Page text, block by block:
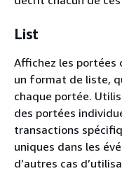
List
Affichez les portées
un format de liste,
chaque portée.
des portées
transactions
uniques dans les
d’autres cas